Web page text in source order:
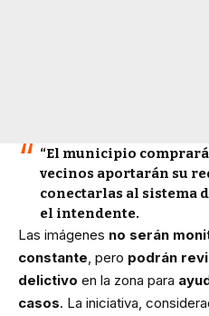
“El municipio
vecinos aportarán su
conectarlas al sistema
el intendente.
Las imágenes no serán
constante, pero podrán
delictivo en la zona para
casos. La iniciativa,